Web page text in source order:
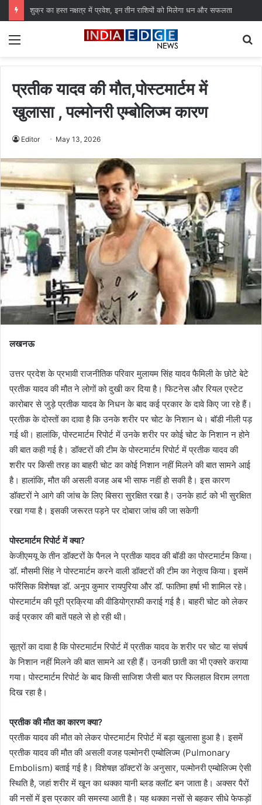
शुक्र का हस्त नक्षत्र में प्रवेश, इन तीन राशियों को मिलेगा धन और सफलता
Menu
प्रतीक यादव की मौत,पोस्टमार्टम में
खुलासा , पल्मोनरी एम्बोलिज्म कारण
Editor May 13, 2026
लखनऊ
उत्तर प्रदेश के प्रभावी राजनीतिक परिवार मुलायम सिंह यादव फैमिली के छोटे बेटे
प्रतीक यादव की मौत ने लोगों को दुखी कर दिया है। फिटनेस और रियल एस्टेट
कारोबार से जुड़े प्रतीक यादव के निधन के बाद कई प्रकार के दावे किए जा रहे हैं।
प्रतीक के दोस्तों का दावा है कि उनके शरीर पर चोट के निशान थे। बॉडी नीली पड़
गई थी। हालांकि, पोस्टमार्टम रिपोर्ट में उनके शरीर पर कोई चोट के निशान न होने
की बात कही गई है। डॉक्टरों की टीम के पोस्टमार्टम रिपोर्ट में प्रतीक यादव की
शरीर पर किसी तरह का बाहरी चोट का कोई निशान नहीं मिलने की बात सामने आई
है। हालांकि, मौत की असली वजह अब भी साफ नहीं हो सकी है। इस कारण
डॉक्टरों ने आगे की जांच के लिए बिसरा सुरक्षित रखा है। उनके हार्ट को भी सुरक्षित
रखा गया है। इसकी जरूरत पड़ने पर दोबारा जांच की जा सकेगी
पोस्टमार्टम रिपोर्ट में क्या?
केजीएमयू के तीन डॉक्टरों के पैनल ने प्रतीक यादव की बॉडी का पोस्टमार्टम किया।
डॉ. मौसमी सिंह ने पोस्टमार्टम करने वाली डॉक्टरों की टीम का नेतृत्व किया। इसमें
फॉरेंसिक विशेषज्ञ डॉ. अनूप कुमार रायपुरिया और डॉ. फातिमा हर्षा भी शामिल रहे।
पोस्टमार्टम की पूरी प्रक्रिया की वीडियोग्राफी कराई गई है। बाहरी चोट को लेकर
कई प्रकार की बातें पहले से हो रही थी।
सूत्रों का दावा है कि पोस्टमार्टम रिपोर्ट में प्रतीक यादव के शरीर पर चोट या संघर्ष
के निशान नहीं मिलने की बात सामने आ रही हैं। उनकी छाती का भी एक्सरे कराया
गया। पोस्टमार्टम रिपोर्ट के बाद किसी साजिश जैसी बात पर फिलहाल विराम लगता
दिख रहा है।
प्रतीक की मौत का कारण क्या?
प्रतीक यादव की मौत को लेकर पोस्टमार्टम रिपोर्ट में बड़ा खुलासा हुआ है। इसमें
प्रतीक यादव की मौत की असली वजह पल्मोनरी एम्बोलिज्म (Pulmonary
Embolism) बताई गई है। विशेषज्ञ डॉक्टरों के अनुसार, पल्मोनरी एम्बोलिज्म ऐसी
स्थिति है, जहां शरीर में खून का थक्का यानी ब्लड क्लॉट बन जाता है। अक्सर पैरों
की नसों में इस प्रकार की समस्या आती है। यह थक्का नसों से बहकर सीधे फेफड़ों